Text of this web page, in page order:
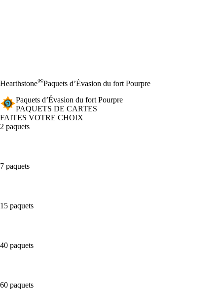
Hearthstone®Paquets d’Évasion du fort Pourpre
Paquets d’Évasion du fort Pourpre
PAQUETS DE CARTES
FAITES VOTRE CHOIX
2 paquets
7 paquets
15 paquets
40 paquets
60 paquets